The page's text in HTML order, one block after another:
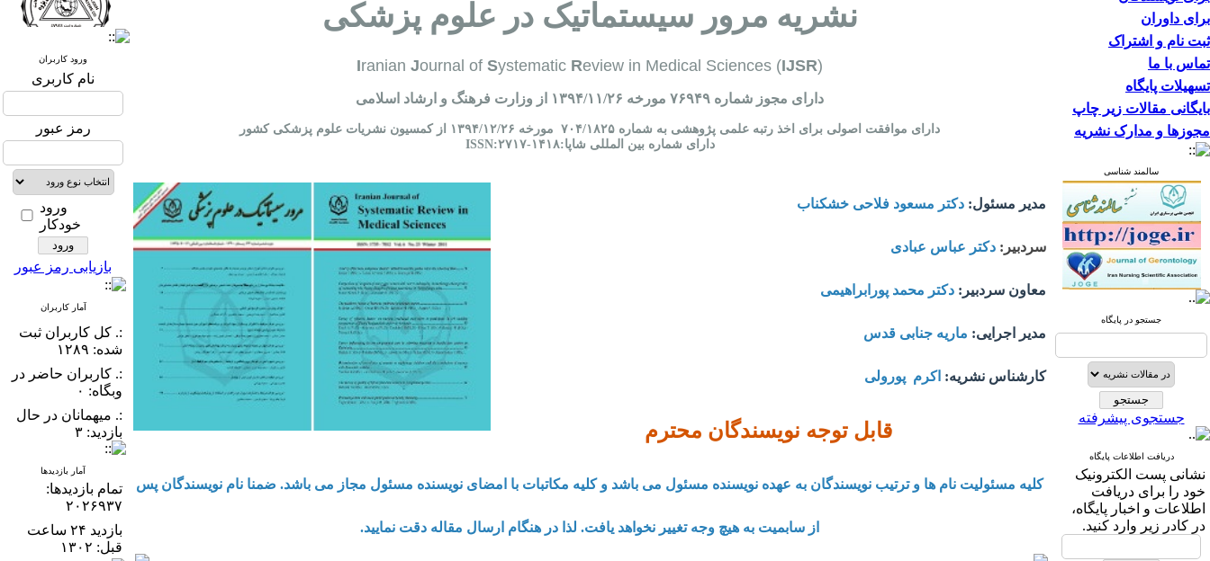
برای داوران
ثبت نام و اشتراک
تماس با ما
تسهیلات پایگاه
بایگانی مقالات زیر چاپ
مجوزها و مدارک نشریه
سالمند شناسی
جستجو در پایگاه
جستجوی پیشرفته
دریافت اطلاعات پایگاه
نشانی پست الكترونیک
خود را برای دریافت
اطلاعات و اخبار پایگاه،
در كادر زیر وارد كنید.
نشریه مرور سیستماتیک در علوم پزشکی
Iranian Journal of Systematic Review in Medical Sciences (IJSR)
دارای مجوز شماره ۷۶۹۴۹ مورخه ۱۳۹۴/۱۱/۲۶ از وزارت فرهنگ و ارشاد اسلامی
دارای موافقت اصولی برای اخذ رتبه علمی پژوهشی به شماره ۷۰۴/۱۸۲۵ مورخه ۱۳۹۴/۱۲/۲۶ از کمسیون نشریات علوم پزشکی کشور
دارای شماره بین المللی شاپا:ISSN:۲۷۱۷-۱۴۱۸
مدیر مسئول: دکتر مسعود فلاحی خشکناب
سردبیر: دکتر عباس عبادی
معاون سردبیر: دکتر محمد پورابراهیمی
مدیر اجرایی: ماریه جنابی قدس
کارشناس نشریه: اکرم پورولی
قابل توجه نویسندگان محترم
کلیه مسئولیت نام ها و ترتیب نویسندگان به عهده نویسنده مسئول می باشد و کلیه مکاتبات با امضای نویسنده مسئول مجاز می باشد. ضمنا نام نویسندگان پس
از سابمیت به هیچ وجه تغییر نخواهد یافت. لذا در هنگام ارسال مقاله دقت نمایید.
ورود کاربران
نام کاربری
رمز عبور
ورود
خودکار
بازیابی رمز عبور
آمار کاربران
:. کل کاربران ثبت
شده: ۱۲۸۹
:. کاربران حاضر در
وبگاه: ۰
:. میهمانان در حال
بازدید: ۳
آمار بازدیدها
تمام بازدید‌ها:
۲۰۲۶۹۳۷
بازدید ۲۴ ساعت
قبل: ۱۳۰۲